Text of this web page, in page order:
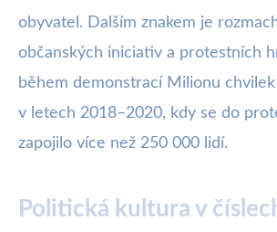
obyvatel. Dalším znakem je
občanských iniciativ a protestních
během demonstrací Milionu
v letech 2018–2020, kdy se do
zapojilo více než 250 000 lidí.
Politická kultura v